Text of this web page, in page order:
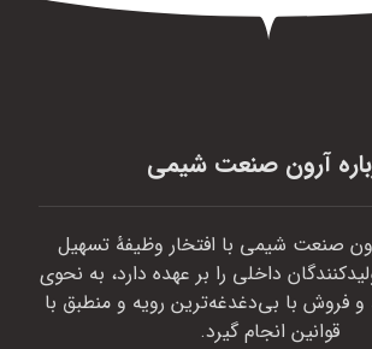
آرون صنعت شیمی
صنعت شیمی با افتخار وظیفهٔ تسهیل
داخلی را بر عهده دارد، به نحوی
فروش با بی‌دغدغه‌ترین رویه و منطبق با
قوانین انجام گیرد.